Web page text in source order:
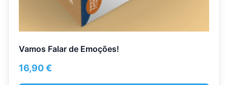
Vamos Falar de Emoções!
16,90€